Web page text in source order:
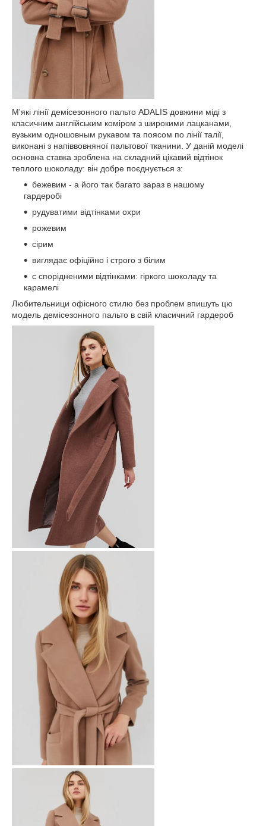
М'які лінії демісезонного пальто ADALIS довжини міді з
класичним англійським коміром з широкими лацканами,
вузьким одношовным рукавом та поясом по лінії талії,
виконані з напіввовняної пальтової тканини. У даній моделі
основна ставка зроблена на складний цікавий відтінок
теплого шоколаду: він добре поєднується з:
бежевим - а його так багато зараз в нашому
гардеробі
рудуватими відтінками охри
рожевим
сірим
виглядає офіційно і строго з білим
c спорідненими відтінками: гіркого шоколаду та
карамелі
Любительници офісного стилю без проблем впишуть цю
модель демісезонного пальто в свій класичний гардероб